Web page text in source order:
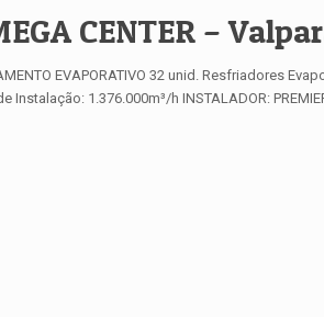
CENTER –
EVAPORATIVO 32 unid. Resfriadores
Instalação: 1.376.000m³/h INSTALADOR: